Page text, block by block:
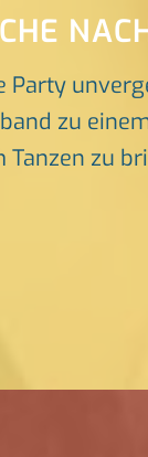
Party
zu
Tanzen zu